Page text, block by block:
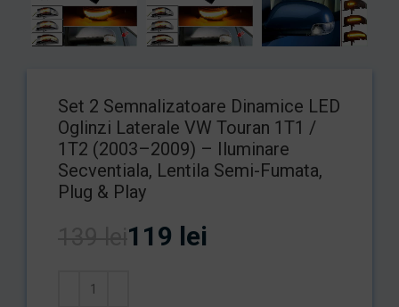
Set 2 Semnalizatoare Dinamice LED
Oglinzi Laterale VW Touran 1T1 /
1T2 (2003–2009) – Iluminare
Secventiala, Lentila Semi-Fumata,
Plug & Play
119 lei